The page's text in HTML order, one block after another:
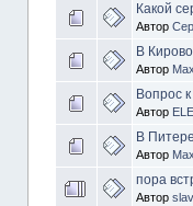
Какой
Автор
В
Автор
Вопрос
Автор
В
Автор
пора
Автор